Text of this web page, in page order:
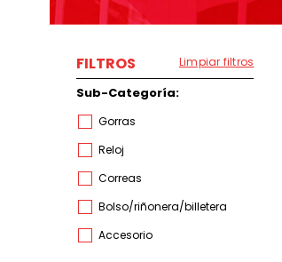
FILTROS
Sub-Categoría
gorras
reloj
correas
bolso/riñonera/billetera
accesorio
Limpiar filtros